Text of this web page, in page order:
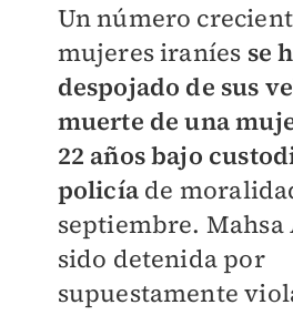
Un número
mujeres iraníes se
despojado de sus
muerte de una
22 años bajo
policíade
septiembre.
sido detenida por
supuestamente